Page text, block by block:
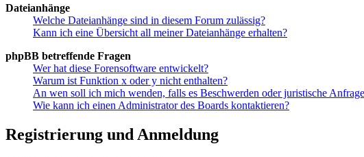
Dateianhänge
Welche Dateianhänge sind in diesem Forum zulässig?
Kann ich eine Übersicht all meiner Dateianhänge erhalten?
phpBB betreffende Fragen
Wer hat diese Forensoftware entwickelt?
Warum ist Funktion x oder y nicht enthalten?
An wen soll ich mich wenden, falls es Beschwerden oder juristische
Wie kann ich einen Administrator des Boards kontaktieren?
Registrierung und Anmeldung